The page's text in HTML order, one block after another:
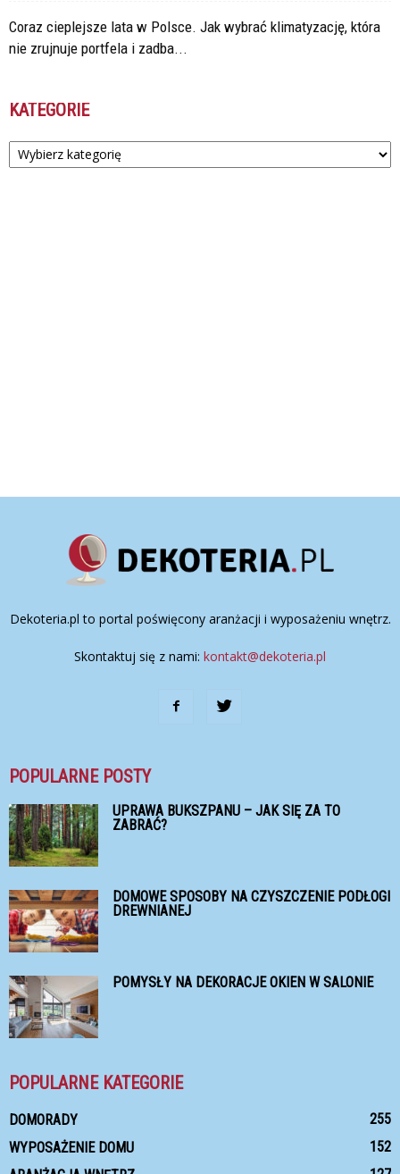
Coraz cieplejsze lata w Polsce. Jak wybrać klimatyzację, która
nie zrujnuje portfela i zadba...
KATEGORIE
Kategorie
Dekoteria.pl to portal poświęcony aranżacji i wyposażeniu wnętrz.
Skontaktuj się z nami: kontakt@dekoteria.pl
POPULARNE POSTY
UPRAWA BUKSZPANU – JAK SIĘ ZA TO
ZABRAĆ?
DOMOWE SPOSOBY NA CZYSZCZENIE PODŁOGI
DREWNIANEJ
POMYSŁY NA DEKORACJE OKIEN W SALONIE
POPULARNE KATEGORIE
DOMORADY
255
WYPOSAŻENIE DOMU
152